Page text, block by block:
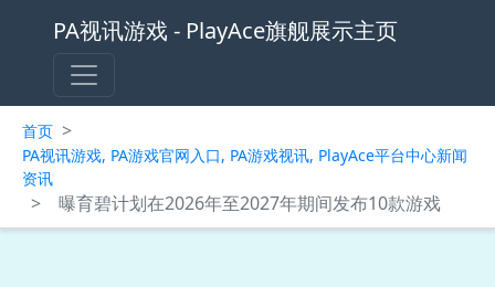
PA视讯游戏 - PlayAce旗舰展示主页
首页 >
PA视讯游戏, PA游戏官网入口, PA游戏视讯, PlayAce平台中心新闻
资讯
> 曝育碧计划在2026年至2027年期间发布10款游戏